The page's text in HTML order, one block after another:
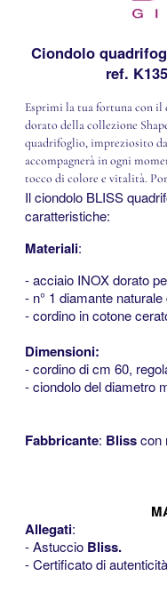
Ciondolo
ref.
Esprimi la tua fortuna con
dorato della collezione
quadrifoglio, impreziosito
accompagnerà in ogni
tocco di colore e vitalità.
Il ciondolo BLISS
caratteristiche:
Materiali:
- acciaio INOX dorato
- n° 1 diamante
- cordino in cotone
Dimensioni:
- cordino di cm 60,
- ciondolo del diametro
Fabbricante: Blisscon
Allegati:
- Astuccio Bliss.
- Certificato di autenticità